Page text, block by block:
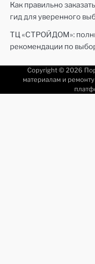
Как правильно
гид для уверенного
ТЦ «СТРОЙДОМ»:
рекомендации по
Copyright © 2026
материалам и ремонту